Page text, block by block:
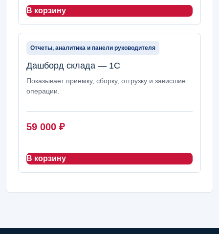
В корзину
Отчеты, аналитика и панели руководителя
Дашборд склада — 1С
Показывает приемку, сборку, отгрузку и зависшие
операции.
59 000 ₽
В корзину